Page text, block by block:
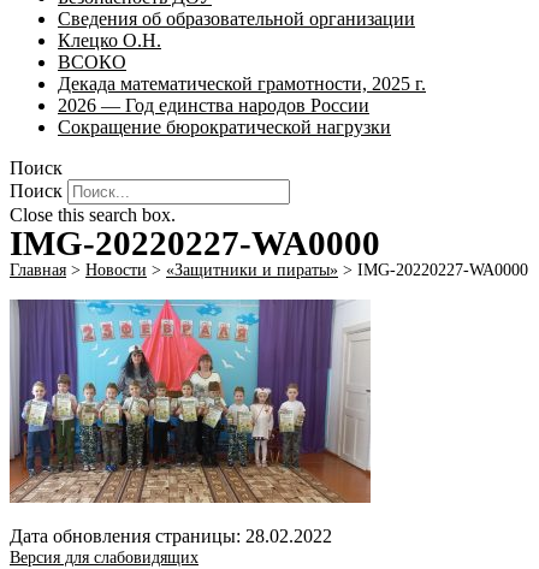
Сведения об образовательной организации
Клецко О.Н.
ВСОКО
Декада математической грамотности, 2025 г.
2026 — Год единства народов России
Сокращение бюрократической нагрузки
Поиск
Поиск
Close this search box.
IMG-20220227-WA0000
Главная > Новости > «Защитники и пираты» > IMG-20220227-WA0000
Дата обновления страницы: 28.02.2022
Версия для слабовидящих